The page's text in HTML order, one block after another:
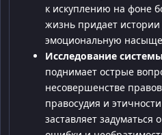
к искуплению на фоне
жизнь придает истории
эмоциональную
Исследование
поднимает острые
несовершенстве
правосудия и
заставляет задуматься